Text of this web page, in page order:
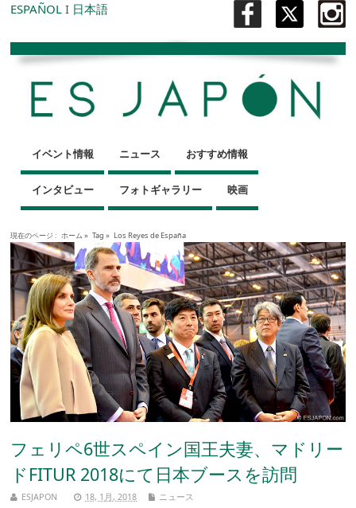
ESPAÑOL I 日本語
イベント情報 ニュース おすすめ情報
インタビュー フォトギャラリー 映画
現在のページ : ホーム » Tag » Los Reyes de España
フェリペ6世スペイン国王夫妻、マドリー
ドFITUR 2018にて日本ブースを訪問
ESJAPON 18, 1月, 2018 ニュース